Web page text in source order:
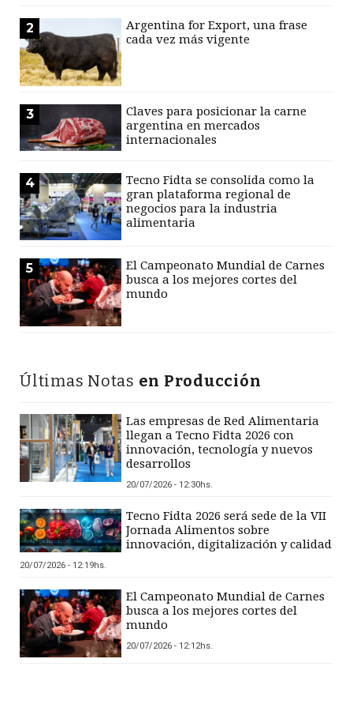
2
Argentina for Export, una frase
cada vez más vigente
3
Claves para posicionar la carne
argentina en mercados
internacionales
4
Tecno Fidta se consolida como la
gran plataforma regional de
negocios para la industria
alimentaria
5
El Campeonato Mundial de Carnes
busca a los mejores cortes del
mundo
Últimas Notas en Producción
Las empresas de Red Alimentaria
llegan a Tecno Fidta 2026 con
innovación, tecnología y nuevos
desarrollos
20/07/2026 - 12:30hs.
Tecno Fidta 2026 será sede de la VII
Jornada Alimentos sobre
innovación, digitalización y calidad
20/07/2026 - 12:19hs.
El Campeonato Mundial de Carnes
busca a los mejores cortes del
mundo
20/07/2026 - 12:12hs.